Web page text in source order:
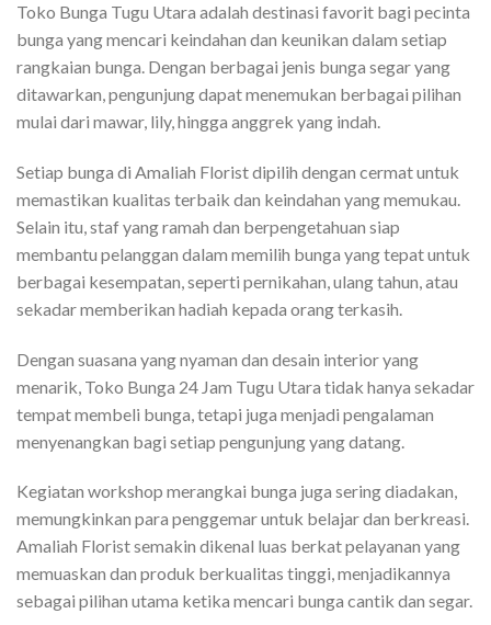
Toko Bunga Tugu Utara adalah destinasi favorit bagi pecinta
bunga yang mencari keindahan dan keunikan dalam setiap
rangkaian bunga. Dengan berbagai jenis bunga segar yang
ditawarkan, pengunjung dapat menemukan berbagai pilihan
mulai dari mawar, lily, hingga anggrek yang indah.
Setiap bunga di Amaliah Florist dipilih dengan cermat untuk
memastikan kualitas terbaik dan keindahan yang memukau.
Selain itu, staf yang ramah dan berpengetahuan siap
membantu pelanggan dalam memilih bunga yang tepat untuk
berbagai kesempatan, seperti pernikahan, ulang tahun, atau
sekadar memberikan hadiah kepada orang terkasih.
Dengan suasana yang nyaman dan desain interior yang
menarik, Toko Bunga 24 Jam Tugu Utara tidak hanya sekadar
tempat membeli bunga, tetapi juga menjadi pengalaman
menyenangkan bagi setiap pengunjung yang datang.
Kegiatan workshop merangkai bunga juga sering diadakan,
memungkinkan para penggemar untuk belajar dan berkreasi.
Amaliah Florist semakin dikenal luas berkat pelayanan yang
memuaskan dan produk berkualitas tinggi, menjadikannya
sebagai pilihan utama ketika mencari bunga cantik dan segar.